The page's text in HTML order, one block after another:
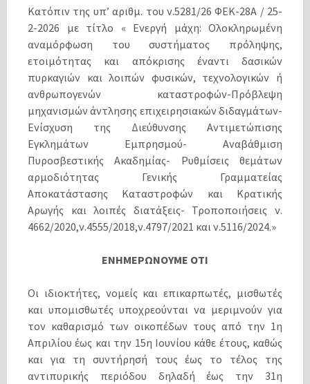
Κατόπιν της υπ’ αριθμ. του ν.5281/26 ΦΕΚ-28Α / 25-
2-2026 με τίτλο « Ενεργή μάχη: Ολοκληρωμένη
αναμόρφωση του συστήματος πρόληψης,
ετοιμότητας και απόκρισης έναντι δασικών
πυρκαγιών και λοιπών φυσικών, τεχνολογικών ή
ανθρωπογενών καταστροφών-Πρόβλεψη
μηχανισμών άντλησης επιχειρησιακών διδαγμάτων-
Ενίσχυση της Διεύθυνσης Αντιμετώπισης
Εγκλημάτων Εμπρησμού- Αναβάθμιση
Πυροσβεστικής Ακαδημίας- Ρυθμίσεις θεμάτων
αρμοδιότητας Γενικής Γραμματείας
Αποκατάστασης Καταστροφών και Κρατικής
Αρωγής και λοιπές διατάξεις- Τροποποιήσεις ν.
4662/2020,ν.4555/2018,ν.4797/2021 και ν.5116/2024.»
ΕΝΗΜΕΡΩΝΟΥΜΕ ΟΤΙ
Οι ιδιοκτήτες, νομείς και επικαρπωτές, μισθωτές
και υπομισθωτές υποχρεούνται να μεριμνούν για
τον καθαρισμό των οικοπέδων τους από την 1η
Απριλίου έως και την 15η Ιουνίου κάθε έτους, καθώς
και για τη συντήρησή τους έως το τέλος της
αντιπυρικής περιόδου δηλαδή έως την 31η